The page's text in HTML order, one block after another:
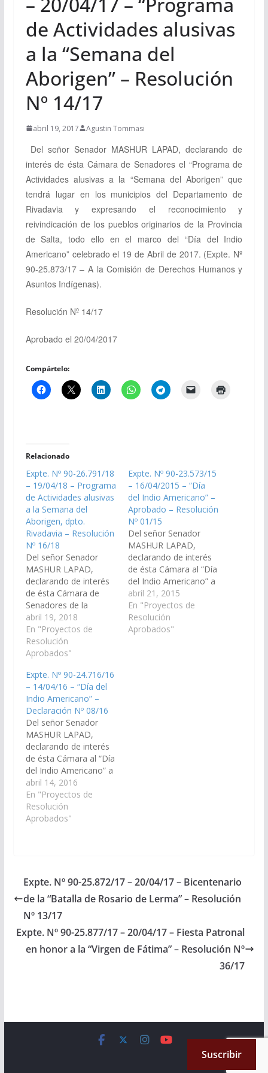
de Actividades alusivas
a la “Semana del
Aborigen” – Resolución
Nº 14/17
abril 19, 2017 Agustin Tommasi
Del señor Senador MASHUR LAPAD, declarando de
interés de ésta Cámara de Senadores el “Programa de
Actividades alusivas a la “Semana del Aborigen” que
tendrá lugar en los municipios del Departamento de
Rivadavia y expresando el reconocimiento y
reivindicación de los pueblos originarios de la Provincia
de Salta, todo ello en el marco del “Día del Indio
Americano” celebrado el 19 de Abril de 2017. (Expte. Nº
90-25.873/17 – A la Comisión de Derechos Humanos y
Asuntos Indígenas).
Resolución Nº 14/17
Aprobado el 20/04/2017
Compártelo:
Relacionado
Expte. Nº 90-26.791/18
– 19/04/18 – Programa
de Actividades alusivas
a la Semana del
Aborigen, dpto.
Rivadavia – Resolución
Nº 16/18
Del señor Senador
MASHUR LAPAD,
declarando de interés
de ésta Cámara de
Senadores de la
Provincia, al Programa
de Actividades alusivas
a la “Semana del
Aborigen” que tendrá
de Rivadavia Banda
Norte, Rivadavia
Banda Sur y Santa
Victoria Este, del
Departamento de
Rivadavia. (Expte. Nº
90-26.791/18…
abril 19, 2018
En "Proyectos de
Resolución
Aprobados"
Expte. Nº 90-23.573/15
– 16/04/2015 – “Día
del Indio Americano” –
Aprobado – Resolución
Nº 01/15
Del señor Senador
MASHUR LAPAD,
declarando de interés
de ésta Cámara al “Día
del Indio Americano” a
celebrarse el día 19 de
abril de 2.015;
expresando su
reconocimiento y
abril 21, 2015
En "Proyectos de
Resolución
Aprobados"
Expte. Nº 90-24.716/16
– 14/04/16 – “Día del
Indio Americano” –
Declaración Nº 08/16
Del señor Senador
MASHUR LAPAD,
declarando de interés
de ésta Cámara al “Día
del Indio Americano” a
celebrarse el día 19 de
abril de 2.016;
expresando su
reconocimiento y
Programa de
actividades alusivas de
la “Semana del
Aborigen” …
abril 14, 2016
En "Proyectos de
Resolución
Aprobados"
Expte. Nº 90-25.872/17 – 20/04/17 – Bicentenario
de la “Batalla de Rosario de Lerma” – Resolución
Nº 13/17
Expte. Nº 90-25.877/17 – 20/04/17 – Fiesta Patronal
en honor a la “Virgen de Fátima” – Resolución Nº
36/17
. All rights reserved.
by ThemeGrill. Powered byWordPress.
Suscribir